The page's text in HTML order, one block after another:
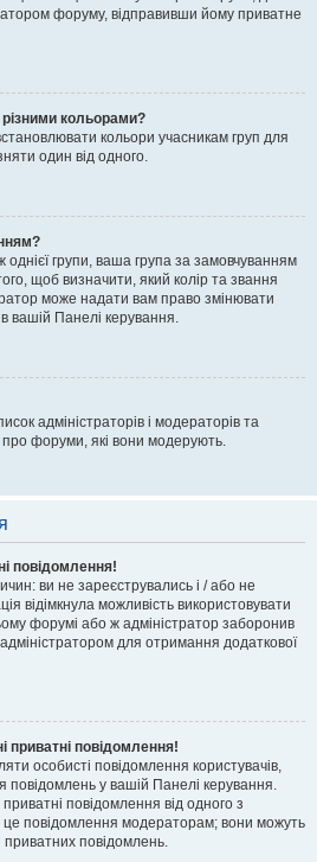
форуму, відправивши йому приватне
кольорами?
кольори учасникам груп для
один від одного.
групи, ваша група за замовчуванням
щоб визначити, який колір та звання
може надати вам право змінювати
вашій Панелі керування.
адміністраторів і модераторів та
про форуми, які вони модерують.
повідомлення!
ви не зареєструвались і / або не
відімкнула можливість використовувати
форумі або ж адміністратор заборонив
для отримання додаткової
приватні повідомлення!
особисті повідомлення користувачів,
у вашій Панелі керування.
повідомлення від одного з
це повідомлення модераторам; вони можуть
повідомлень.